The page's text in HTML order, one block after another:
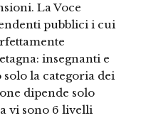
La Voce
pubblici i cui
insegnanti e
la categoria dei
dipende solo
vi sono 6 livelli